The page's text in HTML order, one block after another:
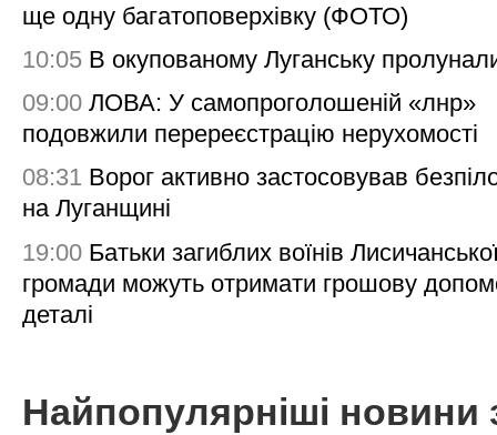
ще одну багатоповерхівку (ФОТО)
10:05 В окупованому Луганську
09:00 ЛОВА: У самопроголошеній «лнр»
подовжили перереєстрацію нерухомості
08:31 Ворог активно застосовував
на Луганщині
19:00 Батьки загиблих воїнів
громади можуть отримати грошову
деталі
Найпопулярніші новини